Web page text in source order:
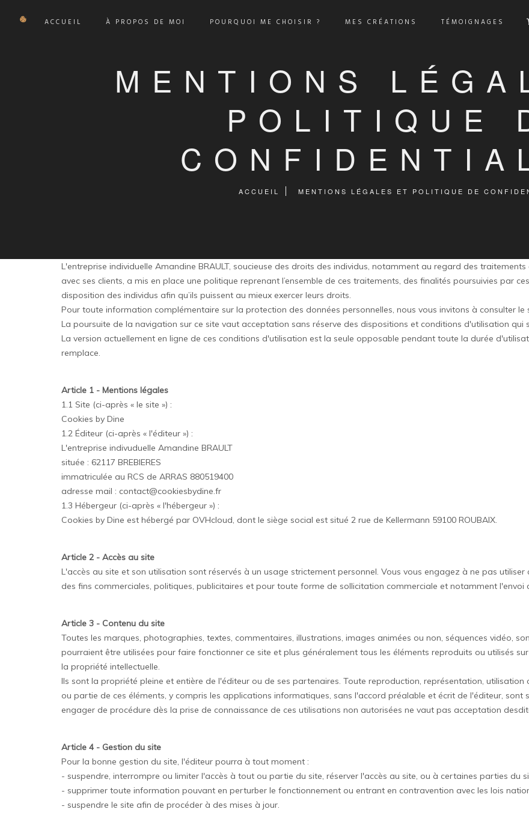
ACCUEIL À PROPOS DE MOI POURQUOI ME CHOISIR ? MES CRÉATIONS TÉMOIGNAGES
MENTIONS
POLITIQUE
ACCUEIL MENTIONS LÉGALES ET POLITIQUE DE
L'entreprise individuelle Amandine BRAULT, soucieuse des droits des individus, notamment au regard des
avec ses clients, a mis en place une politique reprenant l’ensemble de ces traitements, des finalités poursuivies par
disposition des individus afin qu’ils puissent au mieux exercer leurs droits.
Pour toute information complémentaire sur la protection des données personnelles, nous vous invitons à consulter le
La poursuite de la navigation sur ce site vaut acceptation sans réserve des dispositions et conditions d'utilisation qui
La version actuellement en ligne de ces conditions d'utilisation est la seule opposable pendant toute la durée
remplace.
Article 1 - Mentions légales
1.1 Site (ci-après « le site ») :
Cookies by Dine
1.2 Éditeur (ci-après « l'éditeur ») :
L'entreprise indivuduelle Amandine BRAULT
située : 62117 BREBIERES
immatriculée au RCS de ARRAS 880519400
adresse mail : contact@cookiesbydine.fr
1.3 Hébergeur (ci-après « l'hébergeur ») :
Cookies by Dine est hébergé par OVHcloud, dont le siège social est situé 2 rue de Kellermann 59100 ROUBAIX.
Article 2 - Accès au site
L'accès au site et son utilisation sont réservés à un usage strictement personnel. Vous vous engagez à ne pas
des fins commerciales, politiques, publicitaires et pour toute forme de sollicitation commerciale et notamment l'envoi
Article 3 - Contenu du site
Toutes les marques, photographies, textes, commentaires, illustrations, images animées ou non, séquences vidéo,
pourraient être utilisées pour faire fonctionner ce site et plus généralement tous les éléments reproduits ou utilisés
la propriété intellectuelle.
Ils sont la propriété pleine et entière de l'éditeur ou de ses partenaires. Toute reproduction, représentation,
ou partie de ces éléments, y compris les applications informatiques, sans l'accord préalable et écrit de l'éditeur,
engager de procédure dès la prise de connaissance de ces utilisations non autorisées ne vaut pas acceptation
Article 4 - Gestion du site
Pour la bonne gestion du site, l'éditeur pourra à tout moment :
- suspendre, interrompre ou limiter l'accès à tout ou partie du site, réserver l'accès au site, ou à certaines parties du
- supprimer toute information pouvant en perturber le fonctionnement ou entrant en contravention avec les lois
- suspendre le site afin de procéder à des mises à jour.